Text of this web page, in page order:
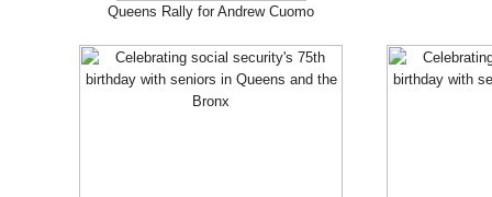
Queens Rally for Andrew Cuomo